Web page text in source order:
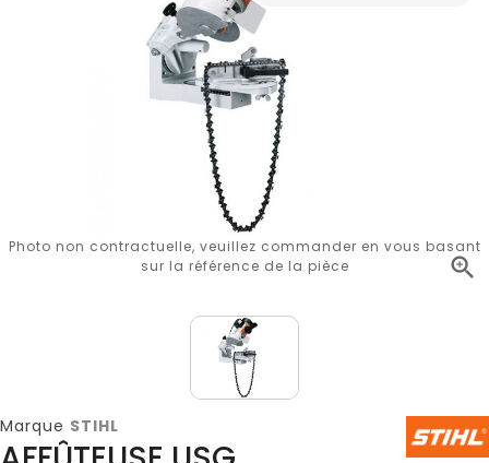

Photo non contractuelle, veuillez commander en vous basant
sur la référence de la pièce
Marque STIHL